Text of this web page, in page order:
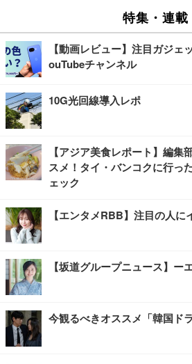
特集・連載
【動画レビュー】注目ガジェ
ouTubeチャンネル
10G光回線導入レポ
【アジア美食レポート】編集
スメ！タイ・バンコクに行っ
ェック
【エンタメRBB】注目の人に
【坂道グループニュース】ー
今観るべきオススメ「韓国ド